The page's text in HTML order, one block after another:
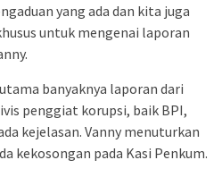
yang ada dan kita juga
untuk mengenai laporan
banyaknya laporan dari
penggiat korupsi, baik BPI,
kejelasan. Vanny menuturkan
kekosongan pada Kasi Penkum.